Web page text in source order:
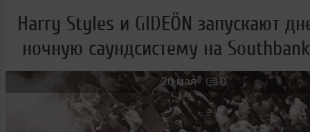
Танцевальные стили Обзоры Вечеринок и
Новые лица Мужчина & Женщина
Harry Styles и GIDEÖN запускают
ночную саундсистему на
20 мая 0